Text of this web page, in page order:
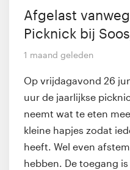
Afgelast
Picknick bij
1 maand geleden
Op vrijdagavond 26
uur de jaarlijkse
neemt wat te eten
kleine hapjes zodat
heeft. Wel even
hebben. De toegang